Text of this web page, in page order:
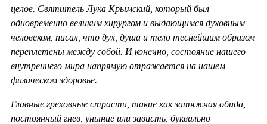
целое. Святитель Лука Крымский, который был
одновременно великим хирургом и выдающимся духовным
человеком, писал, что дух, душа и тело теснейшим образом
переплетены между собой. И конечно, состояние нашего
внутреннего мира напрямую отражается на нашем
физическом здоровье.
Главные греховные страсти, такие как затяжная обида,
постоянный гнев, уныние или зависть, буквально